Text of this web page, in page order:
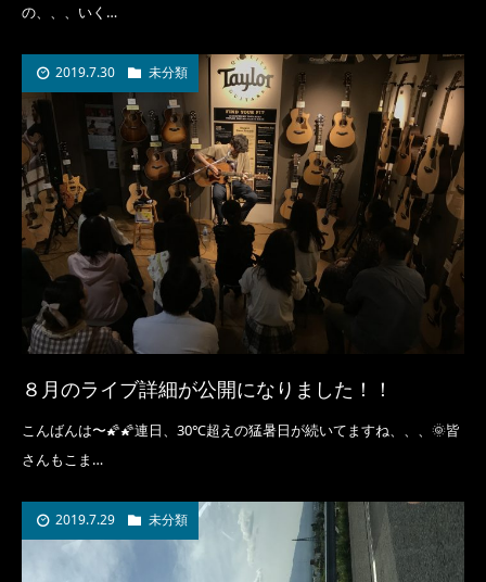
の、、、いく…
2019.7.30 未分類
８月のライブ詳細が公開になりました！！
こんばんは〜🌠🌠連日、30℃超えの猛暑日が続いてますね、、、🌞皆
さんもこま…
2019.7.29 未分類